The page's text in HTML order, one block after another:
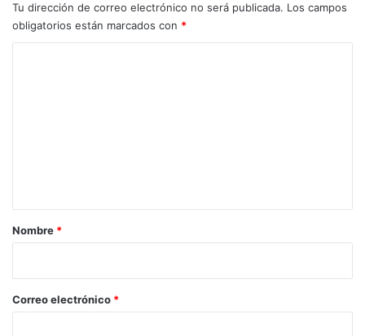
Tu dirección de correo electrónico no será publicada. Los campos
obligatorios están marcados con *
r
*
Nombre *
Correo electrónico *